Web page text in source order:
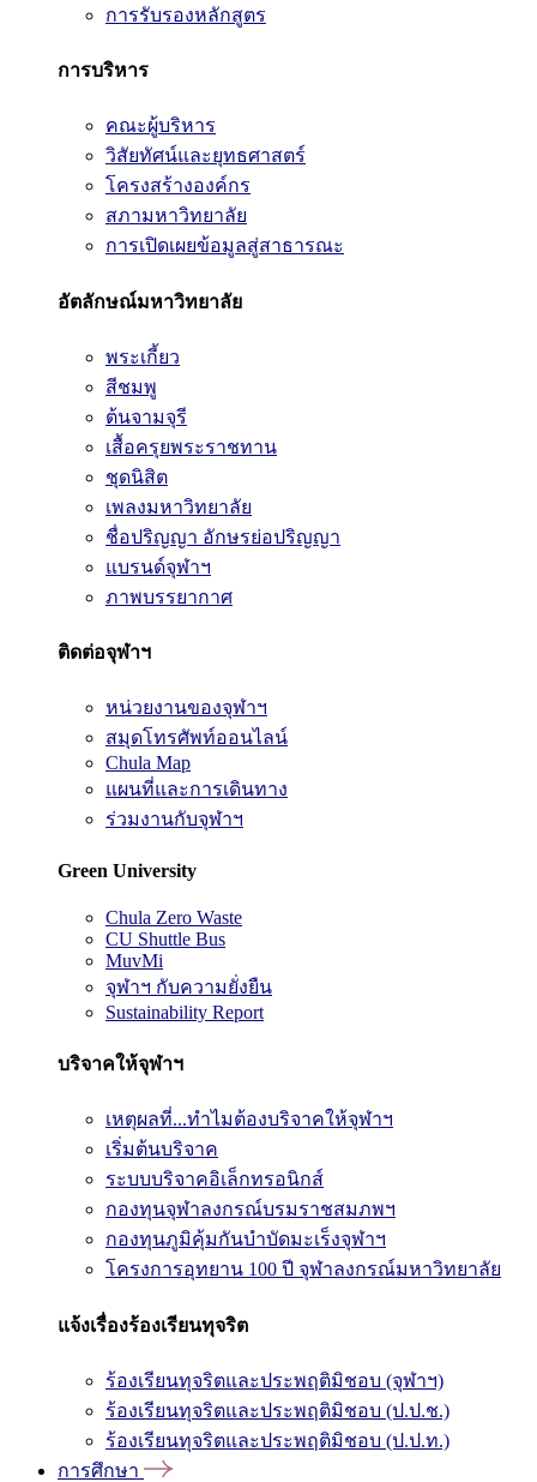
การรับรองหลักสูตร
การบริหาร
คณะผู้บริหาร
วิสัยทัศน์และยุทธศาสตร์
โครงสร้างองค์กร
สภามหาวิทยาลัย
การเปิดเผยข้อมูลสู่สาธารณะ
อัตลักษณ์มหาวิทยาลัย
พระเกี้ยว
สีชมพู
ต้นจามจุรี
เสื้อครุยพระราชทาน
ชุดนิสิต
เพลงมหาวิทยาลัย
ชื่อปริญญา อักษรย่อปริญญา
แบรนด์จุฬาฯ
ภาพบรรยากาศ
ติดต่อจุฬาฯ
หน่วยงานของจุฬาฯ
สมุดโทรศัพท์ออนไลน์
Chula Map
แผนที่และการเดินทาง
ร่วมงานกับจุฬาฯ
Green University
Chula Zero Waste
CU Shuttle Bus
MuvMi
จุฬาฯ กับความยั่งยืน
Sustainability Report
บริจาคให้จุฬาฯ
เหตุผลที่...ทำไมต้องบริจาคให้จุฬาฯ
เริ่มต้นบริจาค
ระบบบริจาคอิเล็กทรอนิกส์
กองทุนจุฬาลงกรณ์บรมราชสมภพฯ
กองทุนภูมิคุ้มกันบำบัดมะเร็งจุฬาฯ
โครงการอุทยาน 100 ปี จุฬาลงกรณ์มหาวิทยาลัย
แจ้งเรื่องร้องเรียนทุจริต
ร้องเรียนทุจริตและประพฤติมิชอบ (จุฬาฯ)
ร้องเรียนทุจริตและประพฤติมิชอบ (ป.ป.ช.)
ร้องเรียนทุจริตและประพฤติมิชอบ (ป.ป.ท.)
การศึกษา